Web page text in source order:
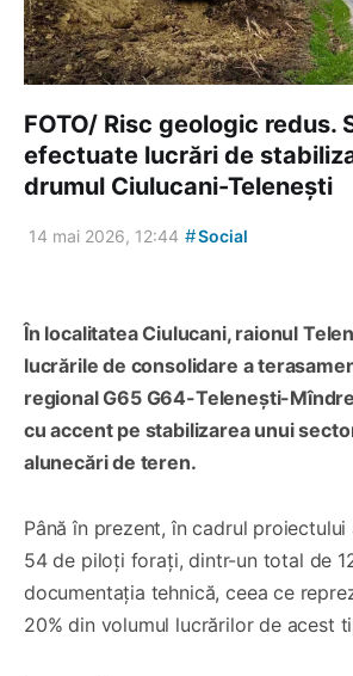
FOTO/ Risc geologic redus.
efectuate lucrări de
drumul Ciulucani-Telenești
14 mai 2026, 12:44 #Social
În localitatea Ciulucani, raionul
lucrările de consolidare a
regional G65 G64-Telenești-
cu accent pe stabilizarea unui
alunecări de teren.
Până în prezent, în cadrul
54 de piloți forați, dintr-un total de
documentația tehnică, ceea ce
20% din volumul lucrărilor de acest